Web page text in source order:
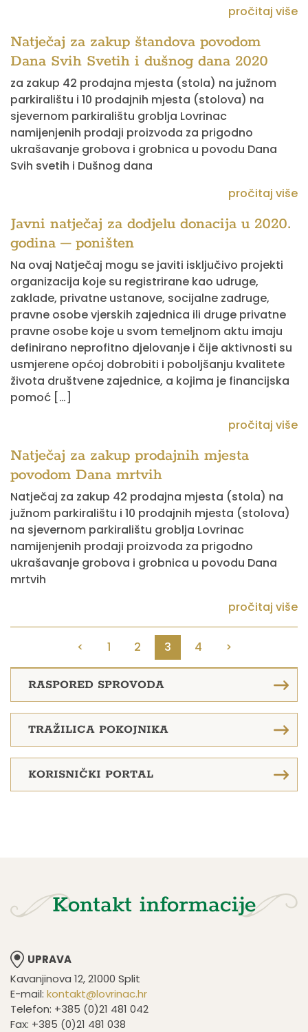
pročitaj više
Natječaj za zakup štandova povodom
Dana Svih Svetih i dušnog dana 2020
za zakup 42 prodajna mjesta (stola) na južnom
parkiralištu i 10 prodajnih mjesta (stolova) na
sjevernom parkiralištu groblja Lovrinac
namijenjenih prodaji proizvoda za prigodno
ukrašavanje grobova i grobnica u povodu Dana
Svih svetih i Dušnog dana
pročitaj više
Javni natječaj za dodjelu donacija u 2020.
godina – poništen
Na ovaj Natječaj mogu se javiti isključivo projekti
organizacija koje su registrirane kao udruge,
zaklade, privatne ustanove, socijalne zadruge,
pravne osobe vjerskih zajednica ili druge privatne
pravne osobe koje u svom temeljnom aktu imaju
definirano neprofitno djelovanje i čije aktivnosti su
usmjerene općoj dobrobiti i poboljšanju kvalitete
života društvene zajednice, a kojima je financijska
pomoć […]
pročitaj više
Natječaj za zakup prodajnih mjesta
povodom Dana mrtvih
Natječaj za zakup 42 prodajna mjesta (stola) na
južnom parkiralištu i 10 prodajnih mjesta (stolova)
na sjevernom parkiralištu groblja Lovrinac
namijenjenih prodaji proizvoda za prigodno
ukrašavanje grobova i grobnica u povodu Dana
mrtvih
pročitaj više
< 1 2 3 4 >
RASPORED SPROVODA
TRAŽILICA POKOJNIKA
KORISNIČKI PORTAL
Kontakt informacije
UPRAVA
Kavanjinova 12, 21000 Split
E-mail: kontakt@lovrinac.hr
Telefon: +385 (0)21 481 042
Fax: +385 (0)21 481 038